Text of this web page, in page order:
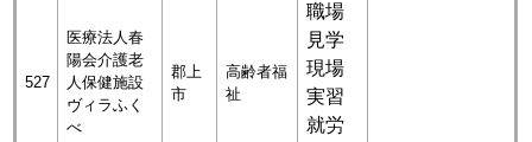
527
医療法人春
陽会介護老
人保健施設
ヴィラふく
べ
郡上
市
高齢者福
祉
職場
見学
現場
実習
就労